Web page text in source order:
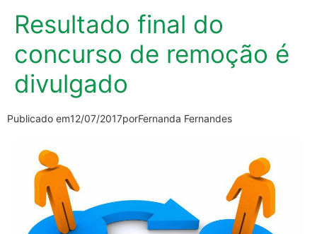
Resultado final do
concurso de remoção é
divulgado
Publicado em12/07/2017porFernanda Fernandes